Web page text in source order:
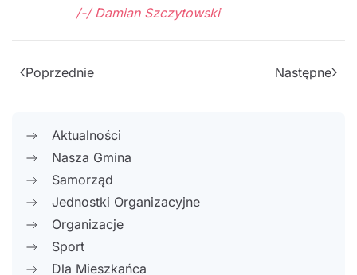
/-/ Damian Szczytowski
Poprzednie Następne
Aktualności
Nasza Gmina
Samorząd
Jednostki Organizacyjne
Organizacje
Sport
Dla Mieszkańca